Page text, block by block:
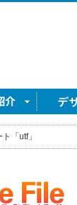
「utf」